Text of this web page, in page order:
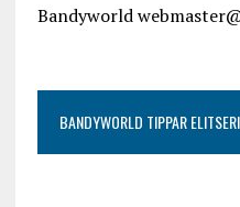
Bandyworld
BANDYWORLD TIPPAR